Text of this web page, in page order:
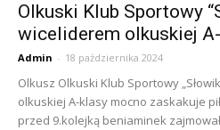
Olkuski Klub Sportowy
wiceliderem olkuskiej
Admin - 18 października 2024
Olkusz Olkuski Klub Sportowy
olkuskiej A-klasy mocno zaskakuje
przed 9.kolejką beniaminek